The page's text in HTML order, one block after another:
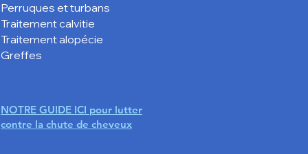
Perruques et turbans
Traitement calvitie
Traitement alopécie
Greffes
NOTRE GUIDE ICI pour lutter
contre la chute de cheveux